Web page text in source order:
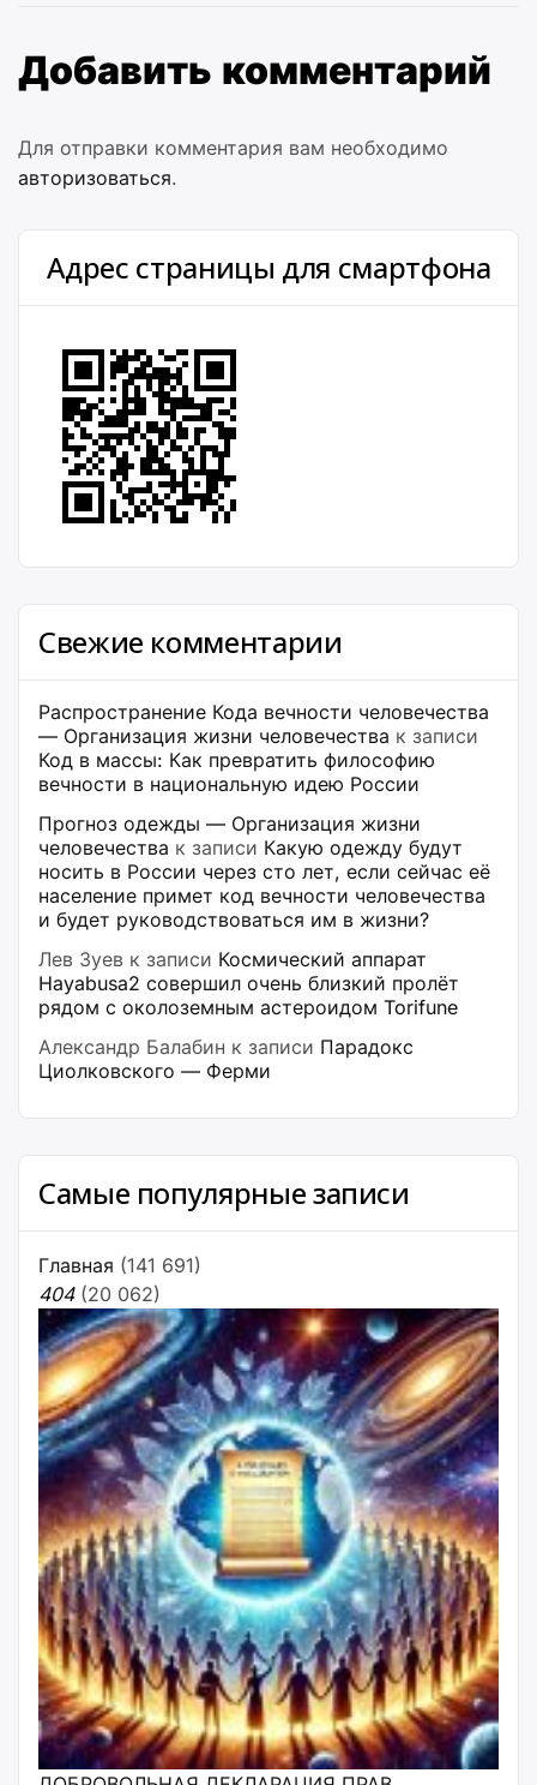
Добавить комментарий
Для отправки комментария вам необходимо
авторизоваться.
Адрес страницы для смартфона
Свежие комментарии
Распространение Кода вечности человечества
— Организация жизни человечества к записи
Код в массы: Как превратить философию
вечности в национальную идею России
Прогноз одежды — Организация жизни
человечества к записи Какую одежду будут
носить в России через сто лет, если сейчас её
население примет код вечности человечества
и будет руководствоваться им в жизни?
Лев Зуев к записи Космический аппарат
Hayabusa2 совершил очень близкий пролёт
рядом с околоземным астероидом Torifune
Александр Балабин к записи Парадокс
Циолковского — Ферми
Самые популярные записи
Главная (141 691)
404 (20 062)